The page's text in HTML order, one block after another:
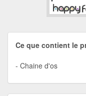
Ce que contient le
Chaine d'os